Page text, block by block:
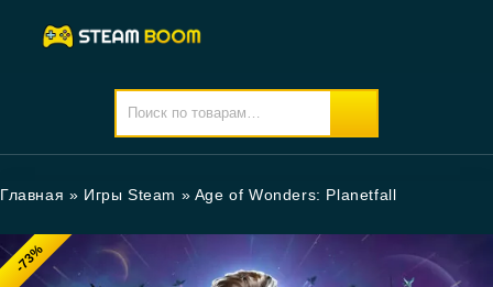
Главная » Игры Steam » Age of Wonders: Planetfall
-73%